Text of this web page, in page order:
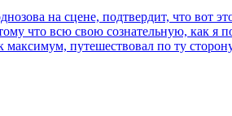
на сцене, подтвердит, что вот
что всю свою сознательную, как
путешествовал по ту